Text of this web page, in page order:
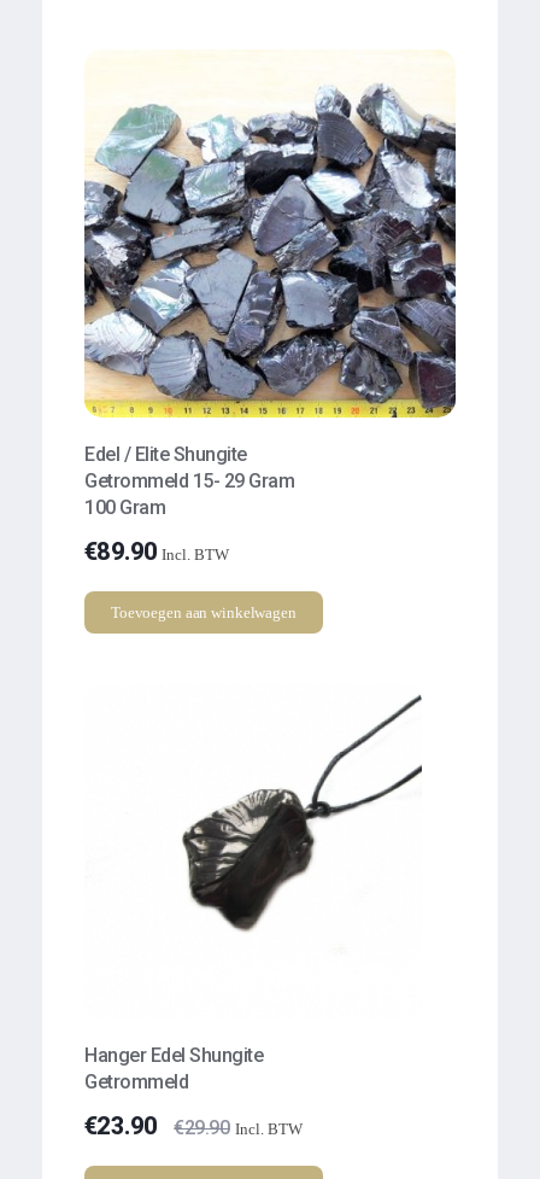
Edel / Elite Shungite
Getrommeld 15- 29 Gram
100 Gram
€89.90 Incl. BTW
Toevoegen aan winkelwagen
Hanger Edel Shungite
Getrommeld
€23.90 €29.90 Incl. BTW